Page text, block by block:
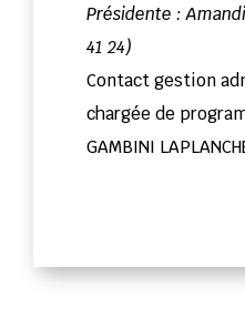
Présidente :
41 24)
Contact gestion
chargée de
GAMBINI